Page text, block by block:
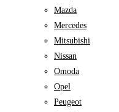
Mazda
Mercedes
Mitsubishi
Nissan
Omoda
Opel
Peugeot